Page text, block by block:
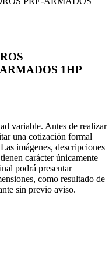
1HP
variable. Antes de realizar
una cotización formal
imágenes, descripciones
carácter únicamente
podrá presentar
como resultado de
sin previo aviso.